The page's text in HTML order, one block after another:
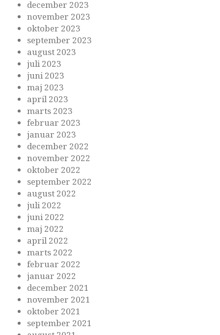
december 2023
november 2023
oktober 2023
september 2023
august 2023
juli 2023
juni 2023
maj 2023
april 2023
marts 2023
februar 2023
januar 2023
december 2022
november 2022
oktober 2022
september 2022
august 2022
juli 2022
juni 2022
maj 2022
april 2022
marts 2022
februar 2022
januar 2022
december 2021
november 2021
oktober 2021
september 2021